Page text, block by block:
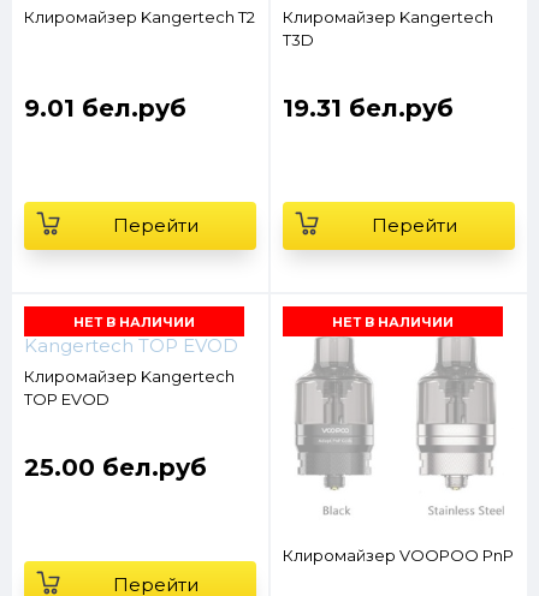
Клиромайзер Kangertech T2
9.01 бел.руб
Перейти
Клиромайзер Kangertech
T3D
19.31 бел.руб
Перейти
НЕТ В НАЛИЧИИ
Клиромайзер Kangertech
TOP EVOD
25.00 бел.руб
Перейти
НЕТ В НАЛИЧИИ
Клиромайзер VOOPOO PnP